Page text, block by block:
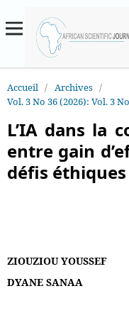
Accueil / Archives /
Vol. 3 No 36 (2026): Vol. 3
L’IA dans la
entre gain
défis éthiques
ZIOUZIOU YOUSSEF
DYANE SANAA